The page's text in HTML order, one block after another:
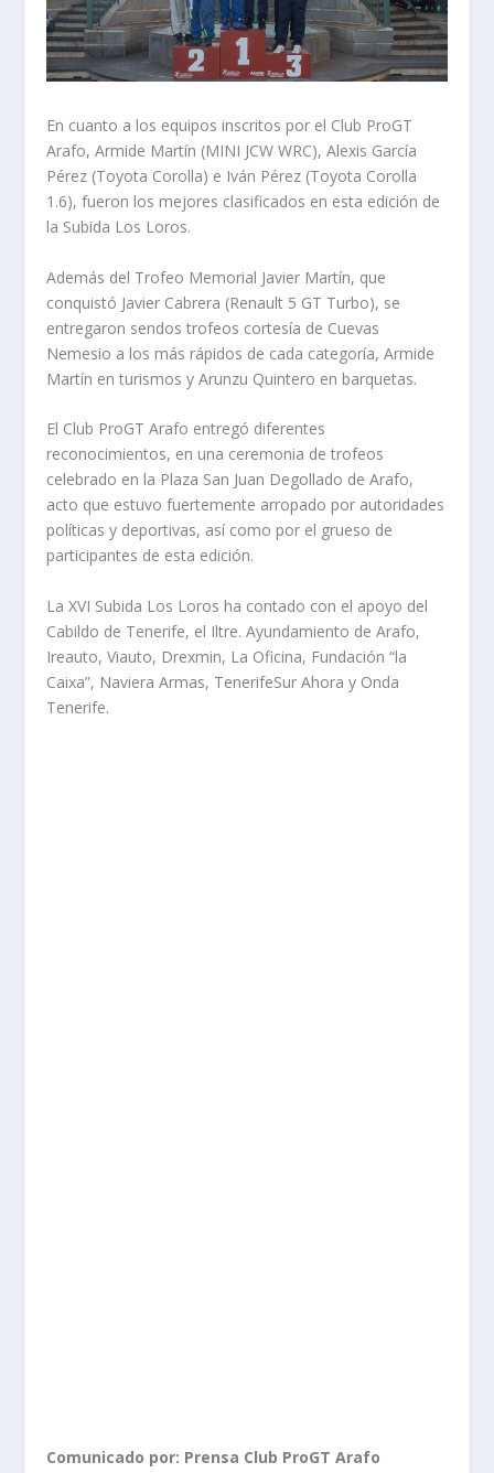
En cuanto a los equipos inscritos por el Club ProGT
Arafo, Armide Martín (MINI JCW WRC), Alexis García
Pérez (Toyota Corolla) e Iván Pérez (Toyota Corolla
1.6), fueron los mejores clasificados en esta edición de
la Subida Los Loros.
Además del Trofeo Memorial Javier Martín, que
conquistó Javier Cabrera (Renault 5 GT Turbo), se
entregaron sendos trofeos cortesía de Cuevas
Nemesio a los más rápidos de cada categoría, Armide
Martín en turismos y Arunzu Quintero en barquetas.
El Club ProGT Arafo entregó diferentes
reconocimientos, en una ceremonia de trofeos
celebrado en la Plaza San Juan Degollado de Arafo,
acto que estuvo fuertemente arropado por autoridades
políticas y deportivas, así como por el grueso de
participantes de esta edición.
La XVI Subida Los Loros ha contado con el apoyo del
Cabildo de Tenerife, el Iltre. Ayundamiento de Arafo,
Ireauto, Viauto, Drexmin, La Oficina, Fundación “la
Caixa”, Naviera Armas, TenerifeSur Ahora y Onda
Tenerife.
Comunicado por: Prensa Club ProGT Arafo